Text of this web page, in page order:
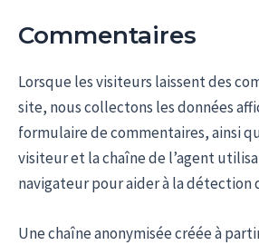
Commentaires
Lorsque les visiteurs laissent des
site, nous collectons les données
formulaire de commentaires, ainsi
visiteur et la chaîne de l’agent
navigateur pour aider à la détection
Une chaîne anonymisée créée à